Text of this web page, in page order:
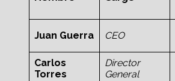
Juan Guerra CEO
Carlos
Torres
Director
General